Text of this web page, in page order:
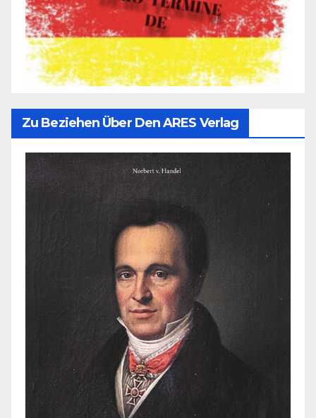
Zu Beziehen Über Den ARES Verlag